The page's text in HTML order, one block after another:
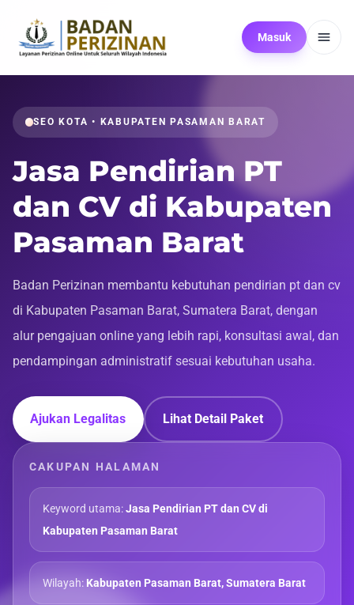
Masuk
SEO KOTA • KABUPATEN PASAMAN BARAT
Jasa Pendirian PT
dan CV di Kabupaten
Pasaman Barat
Badan Perizinan membantu kebutuhan pendirian pt dan cv
di Kabupaten Pasaman Barat, Sumatera Barat, dengan
alur pengajuan online yang lebih rapi, konsultasi awal, dan
pendampingan administratif sesuai kebutuhan usaha.
Ajukan Legalitas Lihat Detail Paket
CAKUPAN HALAMAN
Keyword utama:Jasa Pendirian PT dan CV di
Kabupaten Pasaman Barat
Wilayah:Kabupaten Pasaman Barat, Sumatera Barat